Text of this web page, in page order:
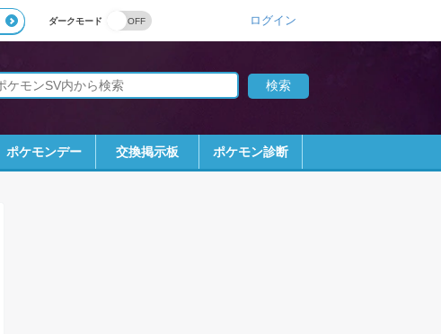
ダークモード ログイン
ポケモンデー 交換掲示板 ポケモン診断